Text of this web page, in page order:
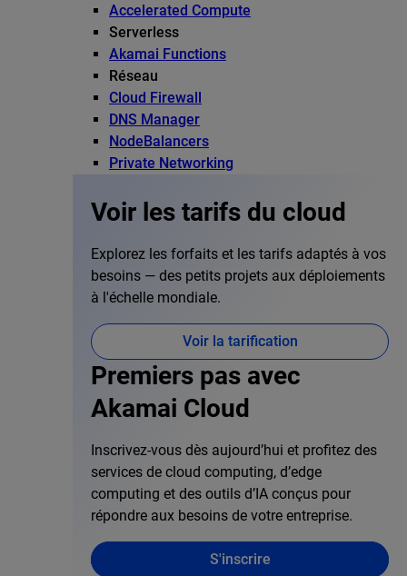
Accelerated Compute
Serverless
Akamai Functions
Réseau
Cloud Firewall
DNS Manager
NodeBalancers
Private Networking
Voir les tarifs du cloud
Explorez les forfaits et les tarifs adaptés à vos
besoins — des petits projets aux déploiements
à l'échelle mondiale.
Voir la tarification
Premiers pas avec
Akamai Cloud
Inscrivez-vous dès aujourd’hui et profitez des
services de cloud computing, d’edge
computing et des outils d’IA conçus pour
répondre aux besoins de votre entreprise.
S'inscrire